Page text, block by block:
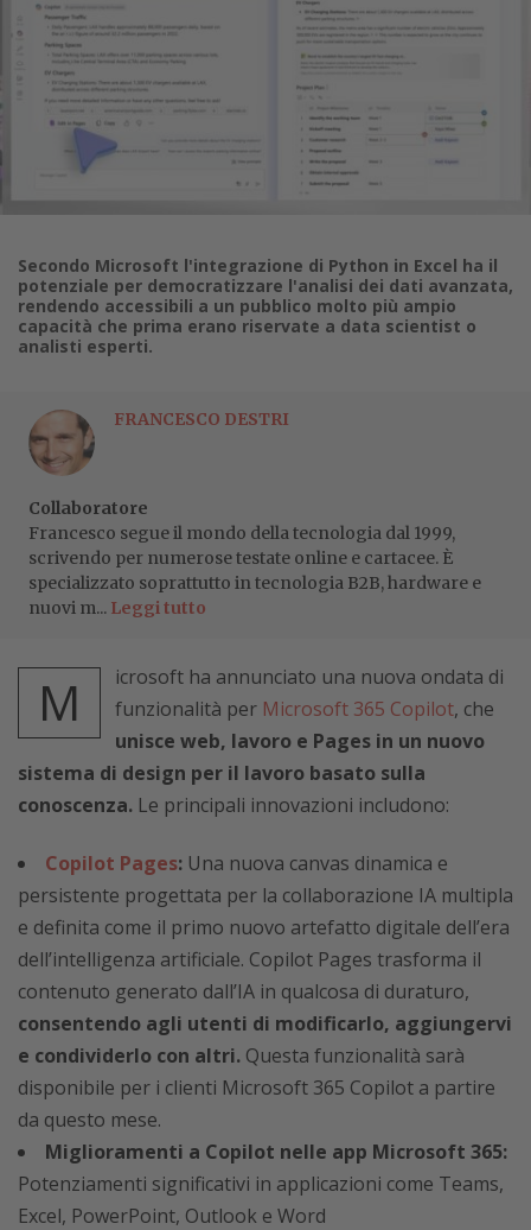
Secondo Microsoft l'integrazione di Python in Excel ha il
potenziale per democratizzare l'analisi dei dati avanzata,
rendendo accessibili a un pubblico molto più ampio
capacità che prima erano riservate a data scientist o
analisti esperti.
FRANCESCO DESTRI
Collaboratore
Francesco segue il mondo della tecnologia dal 1999,
scrivendo per numerose testate online e cartacee. È
specializzato soprattutto in tecnologia B2B, hardware e
nuovi m... Leggi tutto
M
icrosoft ha annunciato una nuova ondata di
funzionalità per Microsoft 365 Copilot, che
unisce web, lavoro e Pages in un nuovo
sistema di design per il lavoro basato sulla
conoscenza. Le principali innovazioni includono:
Copilot Pages: Una nuova canvas dinamica e
persistente progettata per la collaborazione IA multipla
e definita come il primo nuovo artefatto digitale dell’era
dell’intelligenza artificiale. Copilot Pages trasforma il
contenuto generato dall’IA in qualcosa di duraturo,
consentendo agli utenti di modificarlo, aggiungervi
e condividerlo con altri. Questa funzionalità sarà
disponibile per i clienti Microsoft 365 Copilot a partire
da questo mese.
Miglioramenti a Copilot nelle app Microsoft 365:
Potenziamenti significativi in applicazioni come Teams,
Excel, PowerPoint, Outlook e Word